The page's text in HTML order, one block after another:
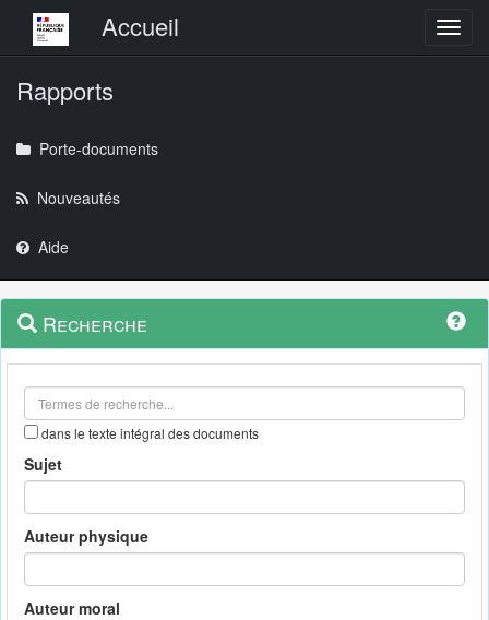
Menu principalAccueil
Rapports
Porte-documents
Nouveautés
Aide
Navigation
outils
Menu
contextuel
Recherche
dans le texte intégral des documents
Sujet
Auteur physique
Auteur moral